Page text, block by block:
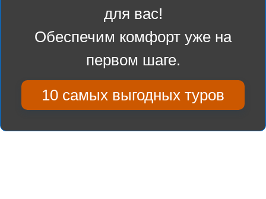
для вас!
Обеспечим комфорт уже на
первом шаге.
10 самых выгодных туров